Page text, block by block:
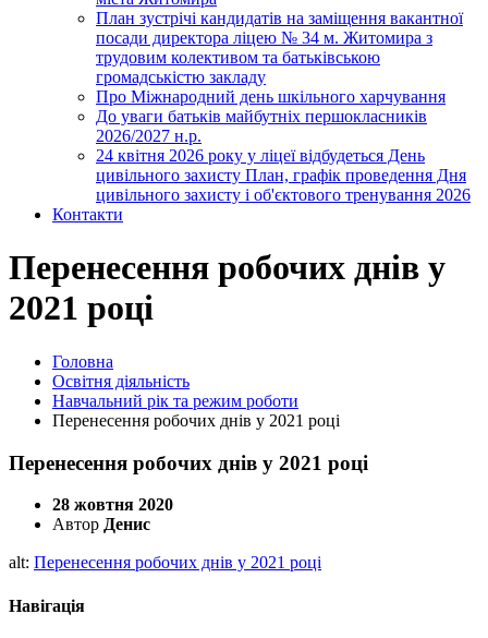
План зустрічі кандидатів на заміщення вакантної
посади директора ліцею № 34 м. Житомира з
трудовим колективом та батьківською
громадськістю закладу
Про Міжнародний день шкільного харчування
До уваги батьків майбутніх першокласників
2026/2027 н.р.
24 квітня 2026 року у ліцеї відбудеться День
цивільного захисту План, графік проведення Дня
цивільного захисту і об'єктового тренування 2026
Контакти
Перенесення робочих днів у
2021 році
Головна
Освітня діяльність
Навчальний рік та режим роботи
Перенесення робочих днів у 2021 році
Перенесення робочих днів у 2021 році
28 жовтня 2020
Автор Денис
alt: Перенесення робочих днів у 2021 році
Навігація